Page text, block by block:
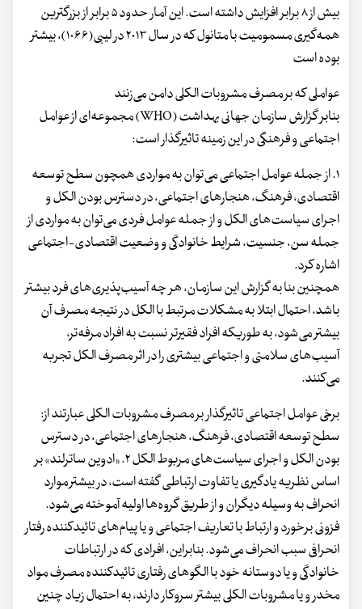
بیش از ۸ برابر افزایش داشته است. این آمار حدود ۵ برابر از بزرگترین
همه‌گیری مسمومیت با متانول که در سال ۲۰۱۳ در لیبی(۱۰۶۶)، بیشتر
بوده است
عواملی که بر مصرف مشروبات الکلی دامن می‌زنند
بنابر گزارش سازمان جهانی بهداشت (WHO) مجموعه‌ای از عوامل
اجتماعی و فرهنگی در این زمینه تاثیرگذار است:
۱. از جمله عوامل اجتماعی می‌توان به مواردی همچون سطح توسعه
اقتصادی، فرهنگ، هنجارهای اجتماعی، در دسترس بودن الکل و
اجرای سیاست‌های الکل و از جمله عوامل فردی می‌توان به مواردی از
جمله سن، جنسیت، شرایط خانوادگی و وضعیت اقتصادی-اجتماعی
اشاره کرد.
همچنین بنا به گزارش این سازمان، هر چه آسیب‌پذیری‌های فرد بیشتر
باشد، احتمال ابتلا به مشکلات مرتبط با الکل در نتیجه مصرف آن
بیشتر می‌شود، به طوریکه افراد فقیرتر نسبت به افراد مرفه‌تر،
آسیب‌های سلامتی و اجتماعی بیشتری را در اثر مصرف الکل تجربه
می‌کنند.
برخی عوامل اجتماعی تاثیرگذار بر مصرف مشروبات الکلی عبارتند از:
سطح توسعه اقتصادی، فرهنگ، هنجارهای اجتماعی، در دسترس
بودن الکل و اجرای سیاست‌های مربوط الکل ۲. «ادوین ساترلند» بر
اساس نظریه یادگیری یا تفاوت ارتباطی گفته است، در بیشتر موارد
انحراف به وسیله دیگران و از طریق گروه‌ها اولیه آموخته می‌شود.
فزونی برخورد و ارتباط با تعاریف اجتماعی و یا پیام‌های تائیدکننده رفتار
انحرافی سبب انحراف می‌شود. بنابراین، افرادی که در ارتباطات
خانوادگی و یا دوستانه خود با الگوهای رفتاری تائیدکننده مصرف مواد
مخدر و یا مشروبات الکلی بیشتر سروکار دارند، به احتمال زیاد چنین